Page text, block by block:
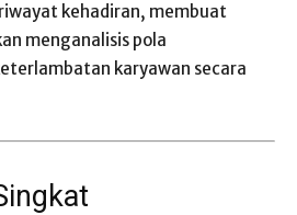
kehadiran, membuat
menganalisis pola
karyawan secara